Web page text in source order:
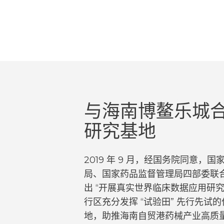
与海南博鳌乐城
研究基地
2019 年 9 月，经国务院同意，国
局、国家药品监督管理局四部委
出 “开展真实世界临床数据应用研
行区充分发挥 “试验田” 先行先试
地，助推海南自贸港药械产业高质